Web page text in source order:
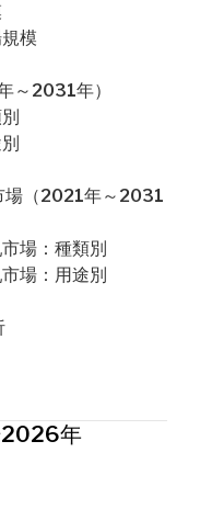
模
～2031年）
場（2021年～2031
場：種類別
場：用途別
2026年